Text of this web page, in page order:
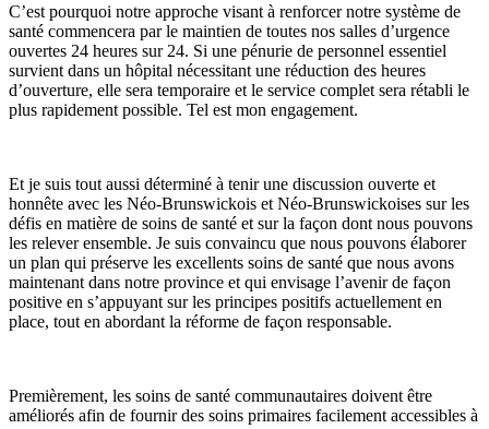
C’est pourquoi notre approche visant à renforcer notre système de
santé commencera par le maintien de toutes nos salles d’urgence
ouvertes 24 heures sur 24. Si une pénurie de personnel essentiel
survient dans un hôpital nécessitant une réduction des heures
d’ouverture, elle sera temporaire et le service complet sera rétabli le
plus rapidement possible. Tel est mon engagement.
Et je suis tout aussi déterminé à tenir une discussion ouverte et
honnête avec les Néo-Brunswickois et Néo-Brunswickoises sur les
défis en matière de soins de santé et sur la façon dont nous pouvons
les relever ensemble. Je suis convaincu que nous pouvons élaborer
un plan qui préserve les excellents soins de santé que nous avons
maintenant dans notre province et qui envisage l’avenir de façon
positive en s’appuyant sur les principes positifs actuellement en
place, tout en abordant la réforme de façon responsable.
Premièrement, les soins de santé communautaires doivent être
améliorés afin de fournir des soins primaires facilement accessibles à